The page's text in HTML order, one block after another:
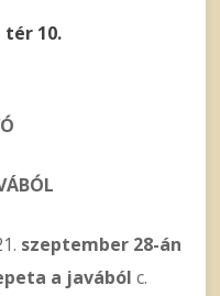
tér 10.
szeptember 28-án
a javából c.